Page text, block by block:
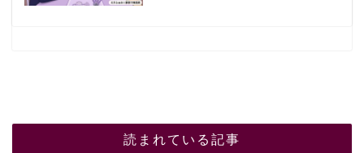
読まれている記事